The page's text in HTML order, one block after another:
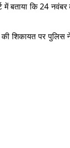
में बताया कि 24
शिकायत पर पुलिस